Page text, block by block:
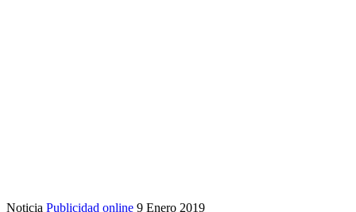
Noticia Publicidad online 9 Enero 2019